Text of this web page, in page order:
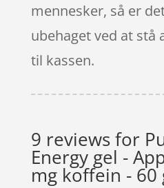
mennesker, så er
ubehaget ved at
til kassen.
9 reviews for
Energy gel -
mg koffein - 60